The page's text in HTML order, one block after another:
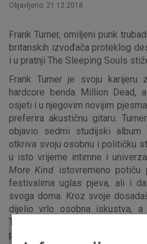
Objavljeno: 21.12.2018
Frank Turner, omiljeni punk
britanskih izvođača proteklog
i u pratnji The Sleeping Souls
Frank Turner je svoju karijeru
hardcore benda Million Dead,
osjeti i u njegovim novijim
preferira akustičnu gitaru.
objavio sedmi studijski album
otkriva svoju osobnu i političku
u isto vrijeme intimne i
More Kind istovremeno potiču
festivalima uglas pjeva, ali i
svoga doma. Kroz svoje
dijelio vrlo osobna iskustva, a
Turner sve naglašenije
pitanjima koja zahtijevaju